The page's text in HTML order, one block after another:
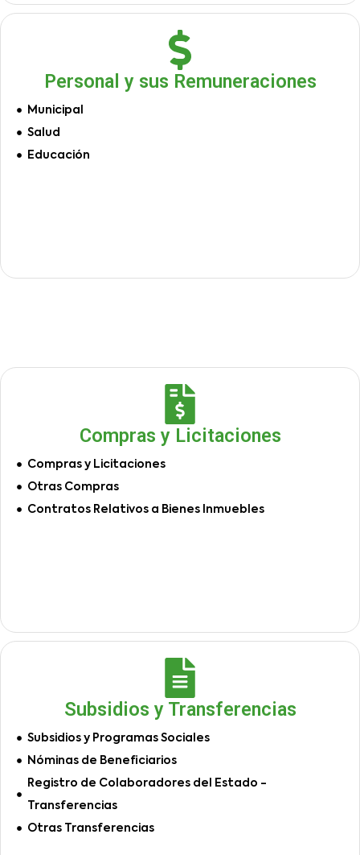
Personal y sus Remuneraciones
Municipal
Salud
Educación
Compras y Licitaciones
Compras y Licitaciones
Otras Compras
Contratos Relativos a Bienes Inmuebles
Subsidios y Transferencias
Subsidios y Programas Sociales
Nóminas de Beneficiarios
Registro de Colaboradores del Estado -
Transferencias
Otras Transferencias